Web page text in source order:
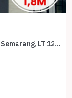
Rumah Siap Huni di Kawasan Citragrand, Semarang, LT 120m²